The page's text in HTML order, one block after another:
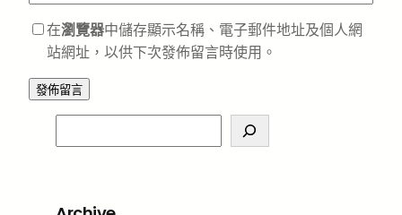
在瀏覽器中儲存顯示名稱、電子郵件地址及個人網
站網址，以供下次發佈留言時使用。
e